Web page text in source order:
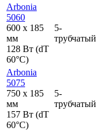
Arbonia
5060
600 x 185
мм
128 Вт (dT
60°C)
5-
трубчатый
Arbonia
5075
750 x 185
мм
157 Вт (dT
60°C)
5-
трубчатый